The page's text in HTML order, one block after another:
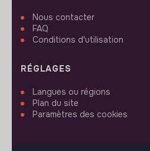
Nous contacter
FAQ
Conditions d'utilisation
RÉGLAGES
Langues ou régions
Plan du site
Paramètres des cookies